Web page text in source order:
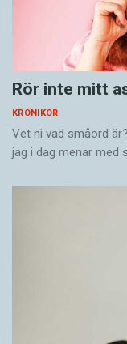
Rör inte mitt
KRÖNIKOR
Vet ni vad småord
jag i dag menar med